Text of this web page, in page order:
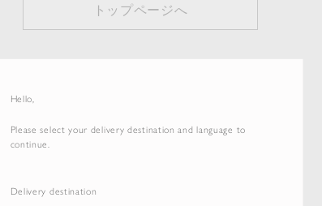
Hello,
Please select your delivery destination and language to
continue.
Delivery destination
トップページへ